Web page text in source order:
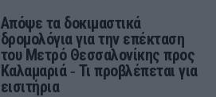
Απόψε τα δοκιμαστικά
δρομολόγια για την επέκταση
του Μετρό Θεσσαλονίκης προς
Καλαμαριά ‑ Τι προβλέπεται για
εισιτήρια